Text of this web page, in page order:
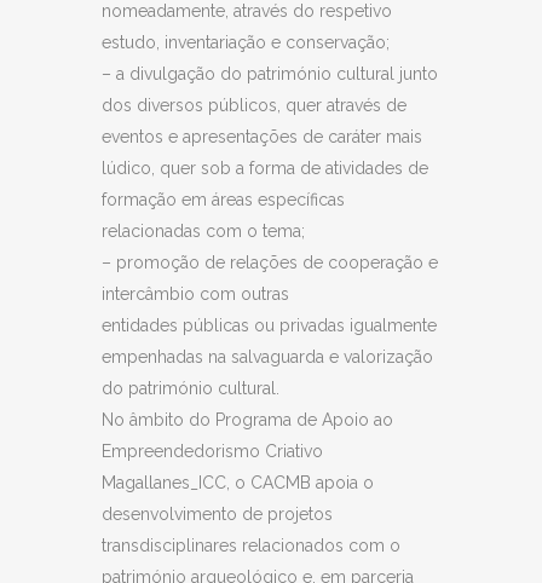
nomeadamente, através do respetivo
estudo, inventariação e conservação;
– a divulgação do património cultural junto
dos diversos públicos, quer através de
eventos e apresentações de caráter mais
lúdico, quer sob a forma de atividades de
formação em áreas específicas
relacionadas com o tema;
– promoção de relações de cooperação e
intercâmbio com outras
entidades públicas ou privadas igualmente
empenhadas na salvaguarda e valorização
do património cultural.
No âmbito do Programa de Apoio ao
Empreendedorismo Criativo
Magallanes_ICC, o CACMB apoia o
desenvolvimento de projetos
transdisciplinares relacionados com o
património arqueológico e, em parceria